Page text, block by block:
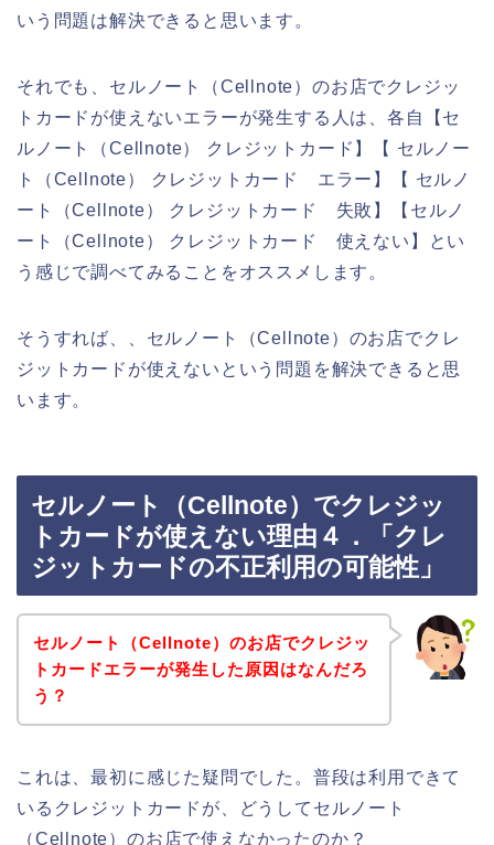
いう問題は解決できると思います。
それでも、セルノート（Cellnote）のお店でクレジッ
トカードが使えないエラーが発生する人は、各自【セ
ルノート（Cellnote） クレジットカード】【 セルノー
ト（Cellnote） クレジットカード エラー】【 セルノ
ート（Cellnote） クレジットカード 失敗】【セルノ
ート（Cellnote） クレジットカード 使えない】とい
う感じで調べてみることをオススメします。
そうすれば、、セルノート（Cellnote）のお店でクレ
ジットカードが使えないという問題を解決できると思
います。
セルノート（Cellnote）でクレジッ
トカードが使えない理由４．「クレ
ジットカードの不正利用の可能性」
セルノート（Cellnote）のお店でクレジッ
トカードエラーが発生した原因はなんだろ
う？
これは、最初に感じた疑問でした。普段は利用できて
いるクレジットカードが、どうしてセルノート
（Cellnote）のお店で使えなかったのか？